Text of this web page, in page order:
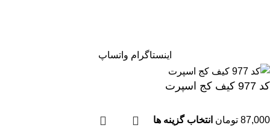
اینستاگرام واتساپ
کد 977 کیف کج اسپرت
87,000 تومان انتخاب گزینه ها